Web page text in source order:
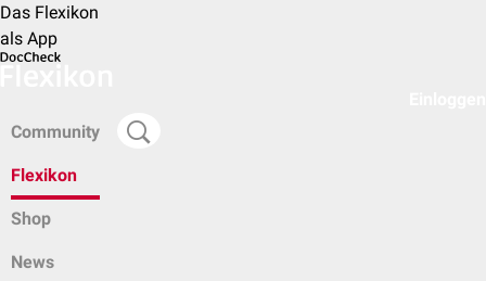
Das Flexikon
als App
Community
Flexikon
Shop
News